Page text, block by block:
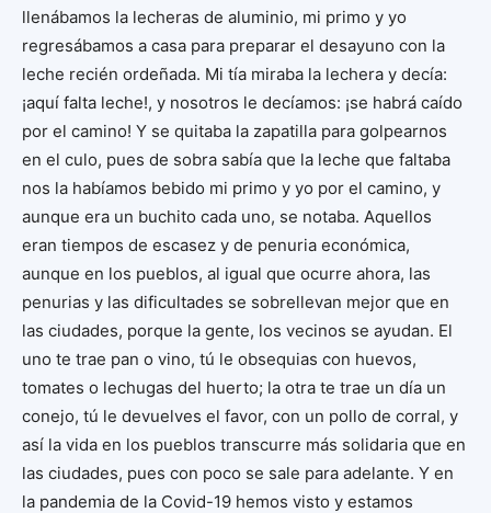
llenábamos la lecheras de aluminio, mi primo y yo
regresábamos a casa para preparar el desayuno con la
leche recién ordeñada. Mi tía miraba la lechera y decía:
¡aquí falta leche!, y nosotros le decíamos: ¡se habrá caído
por el camino! Y se quitaba la zapatilla para golpearnos
en el culo, pues de sobra sabía que la leche que faltaba
nos la habíamos bebido mi primo y yo por el camino, y
aunque era un buchito cada uno, se notaba. Aquellos
eran tiempos de escasez y de penuria económica,
aunque en los pueblos, al igual que ocurre ahora, las
penurias y las dificultades se sobrellevan mejor que en
las ciudades, porque la gente, los vecinos se ayudan. El
uno te trae pan o vino, tú le obsequias con huevos,
tomates o lechugas del huerto; la otra te trae un día un
conejo, tú le devuelves el favor, con un pollo de corral, y
así la vida en los pueblos transcurre más solidaria que en
las ciudades, pues con poco se sale para adelante. Y en
la pandemia de la Covid-19 hemos visto y estamos